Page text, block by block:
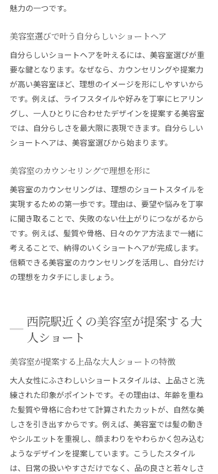
美容室選びで差がつくショートのポイント
美容室が提案する似合わせショートの極意
美容室利用者が実感するショートの魅力
美容室で実践できるショートケア方法
美容室選びで理想の自分に出会うコツ
魅力の一つです。
美容室選びで叶う自分らしいショートヘア
自分らしいショートヘアを叶えるには、美容室選びが重
要な鍵となります。なぜなら、カウンセリングや提案力
が高い美容室ほど、理想のイメージを形にしやすいから
です。例えば、ライフスタイルや好みを丁寧にヒアリン
グし、一人ひとりに合わせたデザインを提案する美容室
では、自分らしさを最大限に表現できます。自分らしい
ショートヘアは、美容室選びから始まります。
美容室のカウンセリングで理想を形に
美容室のカウンセリングは、理想のショートスタイルを
実現するための第一歩です。理由は、要望や悩みを丁寧
に聞き取ることで、失敗のない仕上がりにつながるから
です。例えば、髪質や骨格、日々のケア方法まで一緒に
考えることで、納得のいくショートヘアが完成します。
信頼できる美容室のカウンセリングを活用し、自分だけ
の理想をカタチにしましょう。
西院駅近くの美容室が提案する大
人ショート
美容室が提案する上品な大人ショートの特徴
大人女性にふさわしいショートスタイルは、上品さと洗
練された印象がポイントです。その理由は、年齢を重ね
た髪質や骨格に合わせて計算されたカットが、自然な美
しさを引き出すからです。例えば、美容室では髪の動き
やシルエットを重視し、顔まわりをやわらかく包み込む
ようなデザインを提案しています。こうしたスタイル
は、日常の扱いやすさだけでなく、品の良さと若々しさ